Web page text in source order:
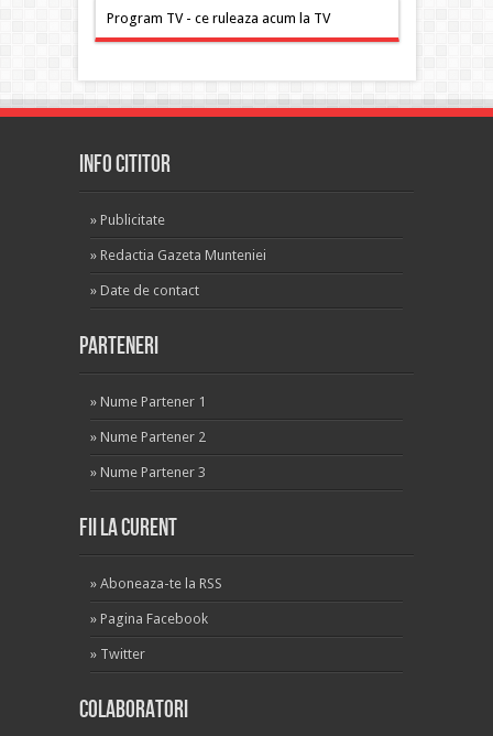
Program TV - ce ruleaza acum la TV
INFO CITITOR
» Publicitate
» Redactia Gazeta Munteniei
» Date de contact
Parteneri
» Nume Partener 1
» Nume Partener 2
» Nume Partener 3
Fii la curent
» Aboneaza-te la RSS
» Pagina Facebook
» Twitter
Colaboratori